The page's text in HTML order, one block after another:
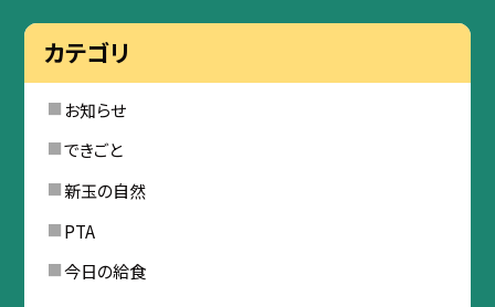
カテゴリ
お知らせ
できごと
新玉の自然
PTA
今日の給食